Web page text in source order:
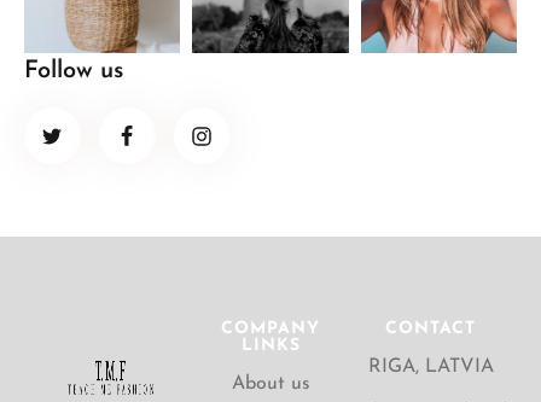
Follow us
COMPANY
LINKS
About us
CONTACT
RIGA, LATVIA